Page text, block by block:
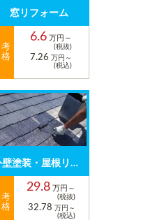
窓リフォーム
6.6 万円～
(税抜)
7.26 万円～
(税込)
外壁塗装・屋根リフォーム
29.8 万円～
(税抜)
32.78 万円～
(税込)